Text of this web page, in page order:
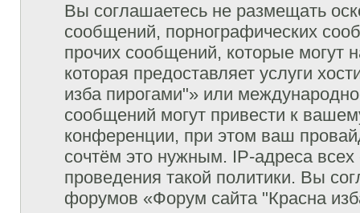
Вы соглашаетесь не размещать
сообщений, порнографических
прочих сообщений, которые могут
которая предоставляет услуги
изба пирогами"» или
сообщений могут привести к
конференции, при этом ваш
сочтём это нужным. IP-адреса
проведения такой политики. Вы
форумов «Форум сайта "Красна